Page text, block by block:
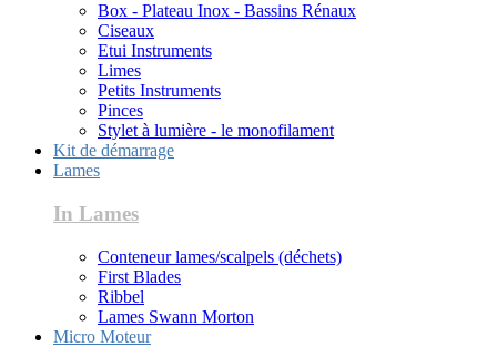
Box - Plateau Inox - Bassins Rénaux
Ciseaux
Etui Instruments
Limes
Petits Instruments
Pinces
Stylet à lumière - le monofilament
Kit de démarrage
Lames
In Lames
Conteneur lames/scalpels (déchets)
First Blades
Ribbel
Lames Swann Morton
Micro Moteur